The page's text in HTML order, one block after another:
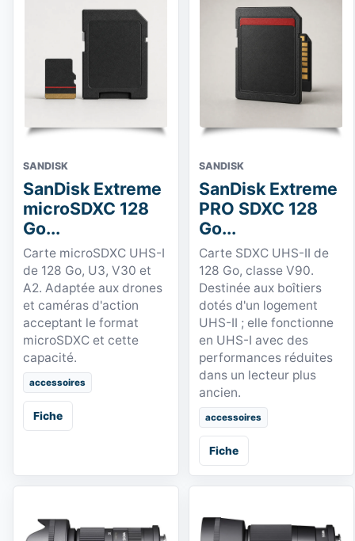
SANDISK
SanDisk Extreme
microSDXC 128
Go...
Carte microSDXC UHS-I
de 128 Go, U3, V30 et
A2. Adaptée aux drones
et caméras d'action
acceptant le format
microSDXC et cette
capacité.
accessoires
Fiche
SANDISK
SanDisk Extreme
PRO SDXC 128
Go...
Carte SDXC UHS-II de
128 Go, classe V90.
Destinée aux boîtiers
dotés d'un logement
UHS-II ; elle fonctionne
en UHS-I avec des
performances réduites
dans un lecteur plus
ancien.
accessoires
Fiche